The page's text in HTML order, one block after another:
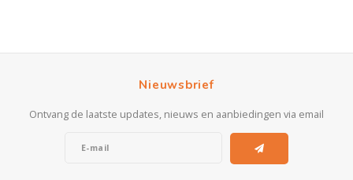
Nieuwsbrief
Ontvang de laatste updates, nieuws en aanbiedingen via email